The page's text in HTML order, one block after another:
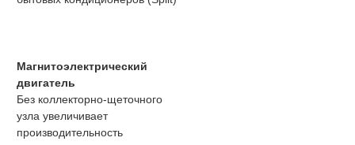
Магнитоэлектрический
двигатель
Без коллекторно-щеточного
узла увеличивает
производительность